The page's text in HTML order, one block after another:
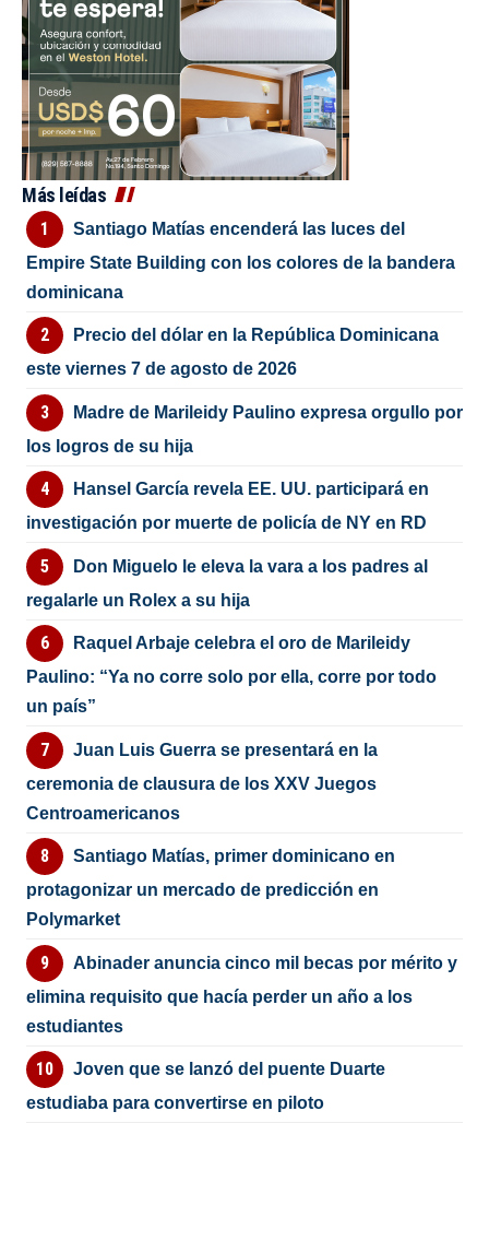
Más leídas
Santiago Matías encenderá las luces del
Empire State Building con los colores de la bandera
dominicana
Precio del dólar en la República Dominicana
este viernes 7 de agosto de 2026
Madre de Marileidy Paulino expresa orgullo por
los logros de su hija
Hansel García revela EE. UU. participará en
investigación por muerte de policía de NY en RD
Don Miguelo le eleva la vara a los padres al
regalarle un Rolex a su hija
Raquel Arbaje celebra el oro de Marileidy
Paulino: “Ya no corre solo por ella, corre por todo
un país”
Juan Luis Guerra se presentará en la
ceremonia de clausura de los XXV Juegos
Centroamericanos
Santiago Matías, primer dominicano en
protagonizar un mercado de predicción en
Polymarket
Abinader anuncia cinco mil becas por mérito y
elimina requisito que hacía perder un año a los
estudiantes
Joven que se lanzó del puente Duarte
estudiaba para convertirse en piloto